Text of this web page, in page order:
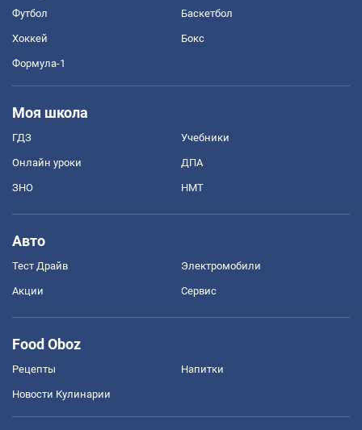
Футбол Баскетбол
Хоккей Бокс
Формула-1
Моя школа
ГДЗ Учебники
Онлайн уроки ДПА
ЗНО НМТ
Авто
Тест Драйв Электромобили
Акции Сервис
Food Oboz
Рецепты Напитки
Новости Кулинарии